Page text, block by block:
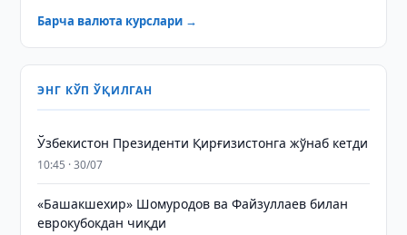
Барча валюта курслари →
ЭНГ КЎП ЎҚИЛГАН
Ўзбекистон Президенти Қирғизистонга жўнаб кетди
10:45 · 30/07
«Башакшехир» Шомуродов ва Файзуллаев билан
еврокубокдан чиқди